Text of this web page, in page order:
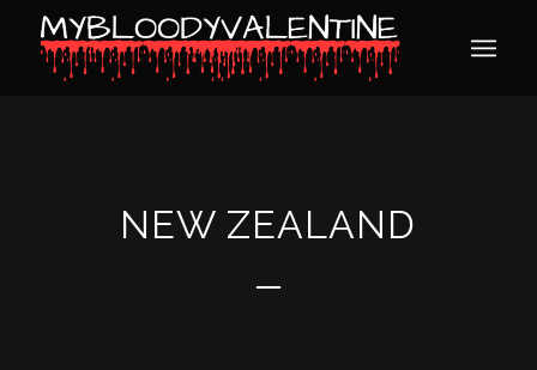
NEW ZEALAND